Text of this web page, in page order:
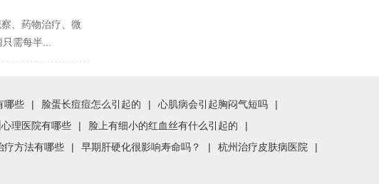
、药物治疗、微
需每半...
哪些 | 脸蛋长痘痘怎么引起的 | 心肌病会引起胸闷气短吗
|
理医院有哪些 | 脸上有细小的红血丝有什么引起的
|
疗方法有哪些 | 早期肝硬化很影响寿命吗？ | 杭州治疗皮肤病医院
|